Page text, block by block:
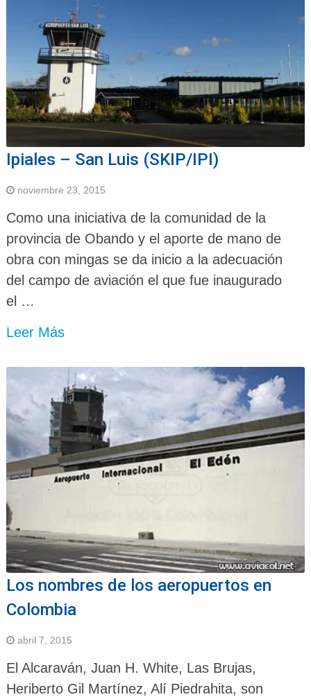
Ipiales – San Luis (SKIP/IPI)
noviembre 23, 2015
Como una iniciativa de la comunidad de la
provincia de Obando y el aporte de mano de
obra con mingas se da inicio a la adecuación
del campo de aviación el que fue inaugurado
el …
Leer Más
Los nombres de los aeropuertos en
Colombia
abril 7, 2015
El Alcaraván, Juan H. White, Las Brujas,
Heriberto Gil Martínez, Alí Piedrahita, son